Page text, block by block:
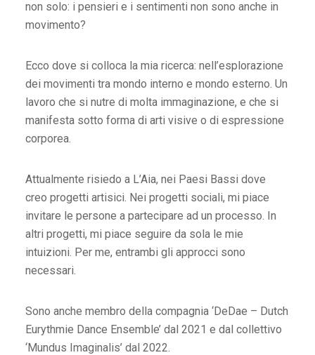
non solo: i pensieri e i sentimenti non sono anche in
movimento?
Ecco dove si colloca la mia ricerca: nell’esplorazione
dei movimenti tra mondo interno e mondo esterno. Un
lavoro che si nutre di molta immaginazione, e che si
manifesta sotto forma di arti visive o di espressione
corporea.
Attualmente risiedo a L’Aia, nei Paesi Bassi dove
creo progetti artisici. Nei progetti sociali, mi piace
invitare le persone a partecipare ad un processo. In
altri progetti, mi piace seguire da sola le mie
intuizioni. Per me, entrambi gli approcci sono
necessari.
Sono anche membro della compagnia ‘DeDae – Dutch
Eurythmie Dance Ensemble’ dal 2021 e dal collettivo
‘Mundus Imaginalis’ dal 2022.